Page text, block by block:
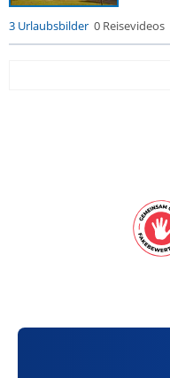
3 Urlaubsbilder 0 Reisevideos